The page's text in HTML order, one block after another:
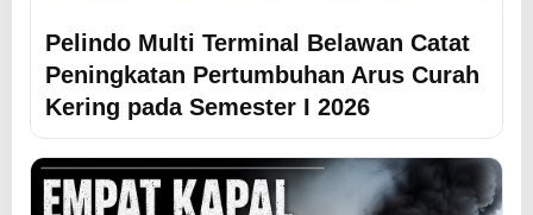
Pelindo Multi Terminal Belawan Catat
Peningkatan Pertumbuhan Arus Curah
Kering pada Semester I 2026